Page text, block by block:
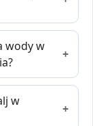
wody w
w